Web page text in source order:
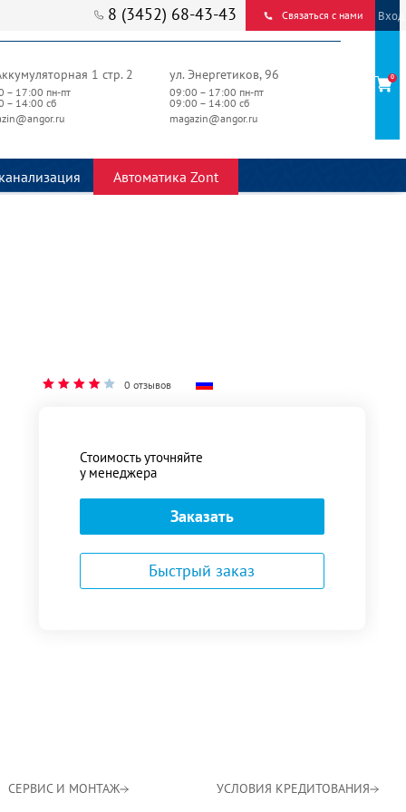
8 (3452) 68-43-43 Связаться с нами
1 стр. 2
– 17:00 пн-пт
– 14:00 сб
ул. Энергетиков, 96
09:00 – 17:00 пн-пт
09:00 – 14:00 сб
magazin@angor.ru
Автоматика Zont
Вход
0
0 отзывов
Стоимость уточняйте
у менеджера
Заказать
Быстрый заказ
СЕРВИС И МОНТАЖ УСЛОВИЯ КРЕДИТОВАНИЯ